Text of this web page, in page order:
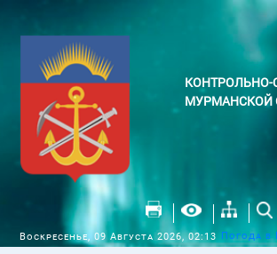
КОНТРОЛЬНО-
МУРМАНСКОЙ
Воскресенье, 09 Августа 2026, 02:13 Погода в